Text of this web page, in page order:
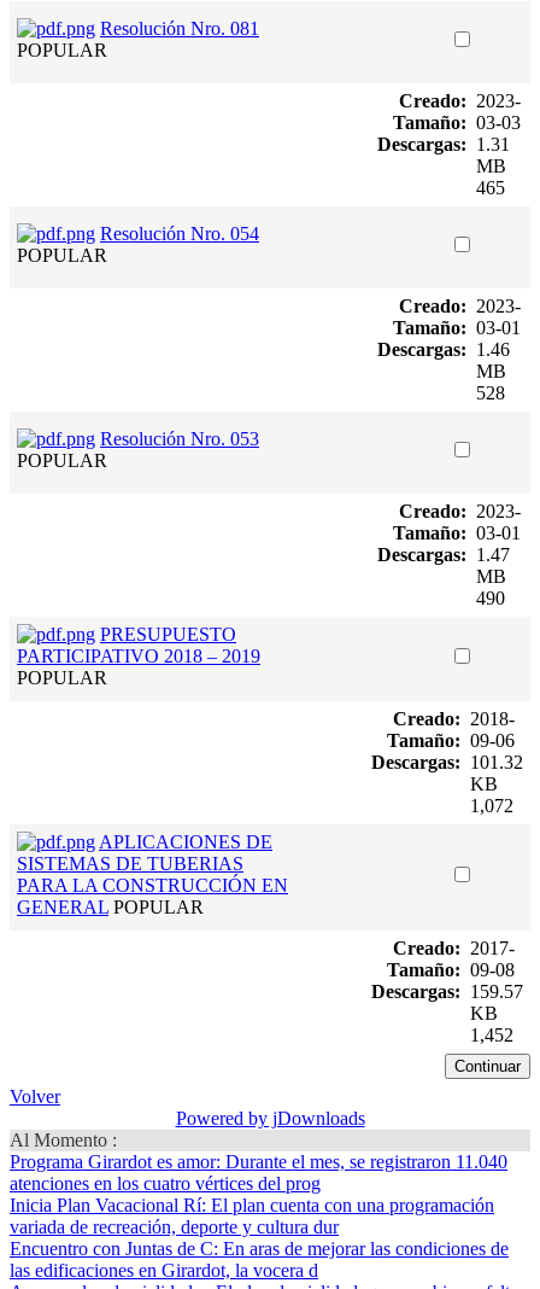
Resolución Nro. 081
POPULAR
Creado:
Tamaño:
Descargas:
2023-
03-03
1.31
MB
465
Resolución Nro. 054
POPULAR
Creado:
Tamaño:
Descargas:
2023-
03-01
1.46
MB
528
Resolución Nro. 053
POPULAR
Creado:
Tamaño:
Descargas:
2023-
03-01
1.47
MB
490
PRESUPUESTO
PARTICIPATIVO 2018 – 2019
POPULAR
Creado:
Tamaño:
Descargas:
2018-
09-06
101.32
KB
1,072
APLICACIONES DE
SISTEMAS DE TUBERIAS
PARA LA CONSTRUCCIÓN EN
GENERAL POPULAR
Creado:
Tamaño:
Descargas:
2017-
09-08
159.57
KB
1,452
Volver
Powered by jDownloads
Al Momento :
Programa Girardot es amor: Durante el mes, se registraron 11.040
atenciones en los cuatro vértices del prog
Inicia Plan Vacacional Rí: El plan cuenta con una programación
variada de recreación, deporte y cultura dur
Encuentro con Juntas de C: En aras de mejorar las condiciones de
las edificaciones en Girardot, la vocera d